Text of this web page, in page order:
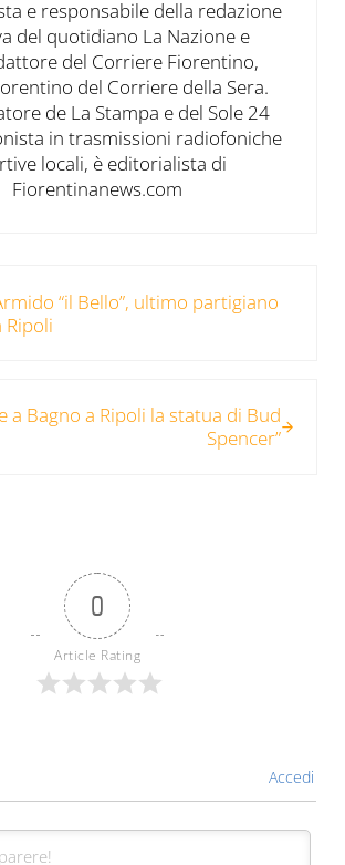
e responsabile della redazione
del quotidiano La Nazione e
del Corriere Fiorentino,
del Corriere della Sera.
de La Stampa e del Sole 24
in trasmissioni radiofoniche
locali, è editorialista di
Fiorentinanews.com
“il Bello”, ultimo partigiano
Ripoli
a Bagno a Ripoli la statua di Bud
Spencer”
0
Article Rating
Accedi